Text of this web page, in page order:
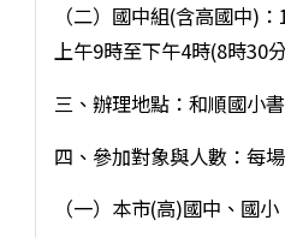
（二）國中組(含高國中)
上午9時至下午4時(8時30
三、辦理地點：和順國小
四、參加對象與人數：每
（一）本市(高)國中、國